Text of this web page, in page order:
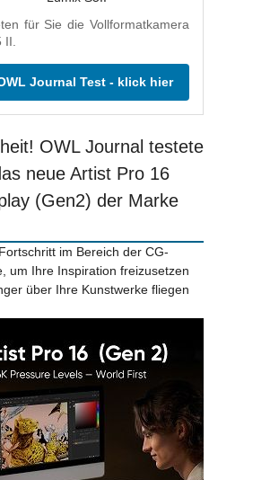
für Sie die Vollformatkamera
Journal Test - klick hier
OWL Journal testete
neue Artist Pro 16
(Gen2) der Marke
im Bereich der CG-
um Ihre Inspiration freizusetzen
über Ihre Kunstwerke fliegen